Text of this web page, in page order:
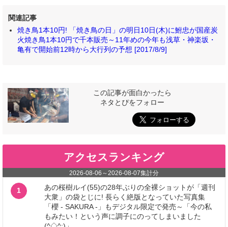
関連記事
焼き鳥1本10円! 「焼き鳥の日」の明日10日(木)に鮒忠が国産炭
火焼き鳥1本10円で千本販売～11年めの今年も浅草・神楽坂・
亀有で開始前12時から大行列の予想 [2017/8/9]
この記事が面白かったら
ネタとぴをフォロー
アクセスランキング
2026-08-06 ～2026-08-07集計分
1
あの桜樹ルイ(55)の28年ぶりの全裸ショットが「週刊
大衆」の袋とじに! 長らく絶版となっていた写真集
「櫻 - SAKURA -」もデジタル限定で発売～「今の私
もみたい！という声に調子にのってしまいました